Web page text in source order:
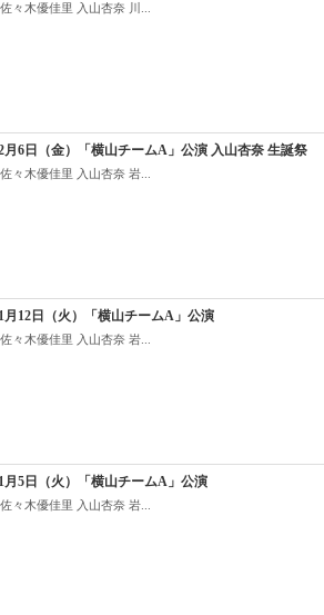
々木優佳里 入山杏奈 川...
月6日（金）「横山チームA」公演 入山杏奈 生誕祭
々木優佳里 入山杏奈 岩...
月12日（火）「横山チームA」公演
々木優佳里 入山杏奈 岩...
月5日（火）「横山チームA」公演
々木優佳里 入山杏奈 岩...